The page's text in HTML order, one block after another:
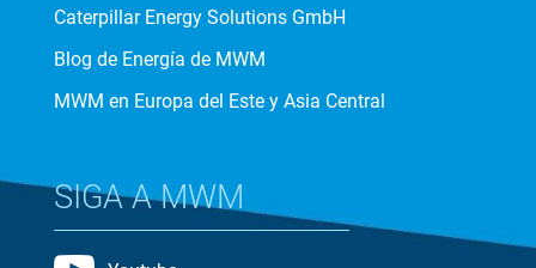
Caterpillar Energy Solutions GmbH
Blog de Energía de MWM
MWM en Europa del Este y Asia Central
SIGA A MWM